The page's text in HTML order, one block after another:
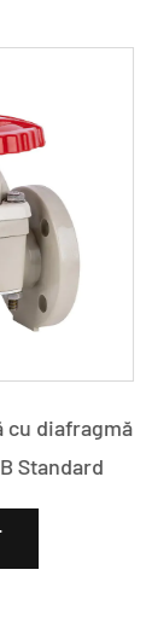
cu diafragmă
Standard